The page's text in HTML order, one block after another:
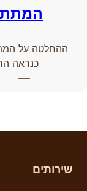
ההחלטה על
כנראה
שירותים